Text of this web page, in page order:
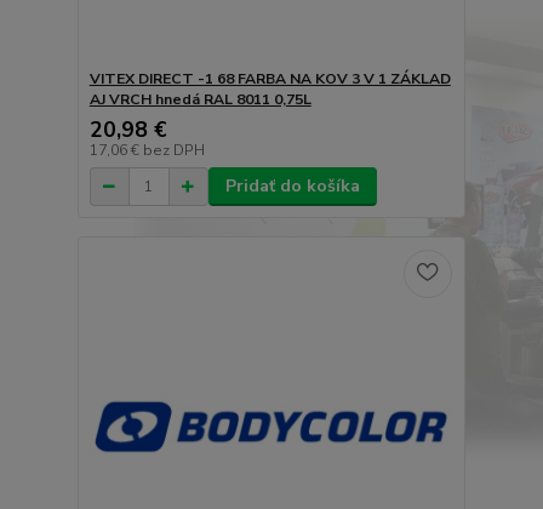
VITEX DIRECT -1 68 FARBA NA KOV 3 V 1 ZÁKLAD
AJ VRCH hnedá RAL 8011 0,75L
20,98 €
17,06 € bez DPH
Pridať do košíka